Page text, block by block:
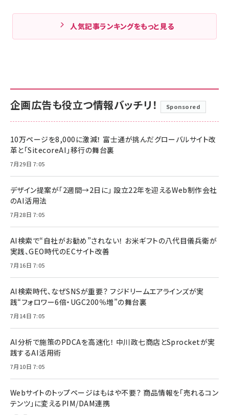
人気記事ランキングをもっと見る
企画広告も役立つ情報バッチリ！ Sponsored
10万ページを8,000に激減！ 富士通が挑んだグローバルサイト改
革と「SitecoreAI」移行の舞台裏
7月29日 7:05
デザイン提案が「2週間→2日に」 設立22年を迎えるWeb制作会社
のAI活用法
7月28日 7:05
AI検索で“自社がお勧め”されない！ お米ギフトの八代目儀兵衛が
実践、GEO時代のECサイト改善
7月16日 7:05
AI検索時代、なぜSNSが重要？ フジドリームエアラインズが実
践“フォロワー6倍・UGC200％増”の舞台裏
7月14日 7:05
AI分析で施策のPDCAを高速化！ 中川政七商店とSprocketが実
践するAI活用術
7月10日 7:05
Webサイトのトップページはもはや不要？ 商品情報を「売れるコン
テンツ」に変えるPIM/DAM連携